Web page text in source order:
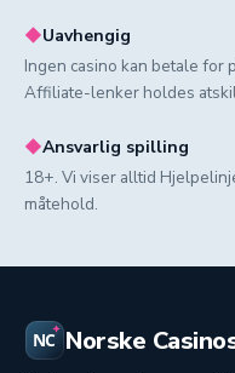
◆Uavhengig
Ingen casino kan betale
Affiliate-lenker holdes
◆Ansvarlig spilling
18+. Vi viser alltid
måtehold.
Norske